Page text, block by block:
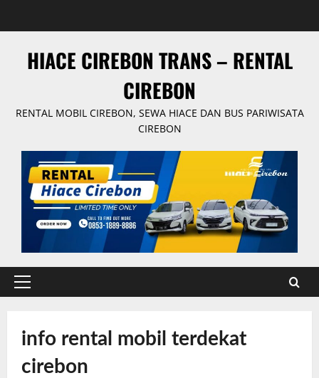
HIACE CIREBON TRANS – RENTAL
CIREBON
RENTAL MOBIL CIREBON, SEWA HIACE DAN BUS PARIWISATA
CIREBON
Primary
info rental mobil terdekat
cirebon